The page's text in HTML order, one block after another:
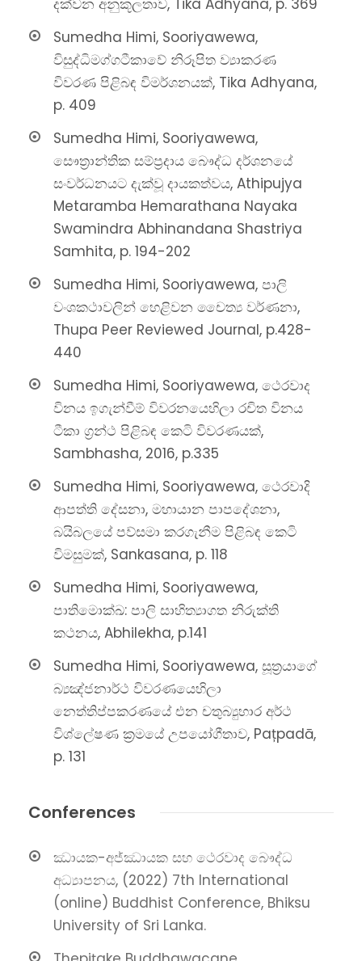
දක්වන අනුකූලතාව, Tika Adhyana, p. 369
Sumedha Himi, Sooriyawewa,
විසුද්ධිමග්ගටීකාවේ නිරූපිත ව්‍යාකරණ
විවරණ පිළිබඳ විමර්ශනයක්, Tika Adhyana,
p. 409
Sumedha Himi, Sooriyawewa,
සෞත්‍රාන්තික සම්ප්‍රදාය බෞද්ධ දර්ශනයේ
සංවර්ධනයට දැක්වූ දායකත්වය, Athipujya
Metaramba Hemarathana Nayaka
Swamindra Abhinandana Shastriya
Samhita, p. 194-202
Sumedha Himi, Sooriyawewa, පාලි
වංශකථාවලින් හෙළිවන චෛත්‍ය වර්ණනා,
Thupa Peer Reviewed Journal, p.428-
440
Sumedha Himi, Sooriyawewa, ථෙරවාද
විනය ඉගැන්වීම් විවරනයෙහිලා රචිත විනය
ටීකා ග්‍රන්ථ පිළිබඳ කෙටි විවරණයක්,
Sambhasha, 2016, p.335
Sumedha Himi, Sooriyawewa, ථෙරවාදි
ආපත්ති දේසනා, මහායාන පාපදේශනා,
බයිබලයේ පව්සමා කරගැනීම පිළිබඳ කෙටි
විමසුමක්, Sankasana, p. 118
Sumedha Himi, Sooriyawewa,
පාතිමොක්ඛ: පාලි සාහිත්‍යාගත නිරුක්ති
කථනය, Abhilekha, p.141
Sumedha Himi, Sooriyawewa, සූත්‍රයාගේ
බ්‍යඤ්ජනාර්ථ විවරණයෙහිලා
නෙත්තිප්පකරණයේ එන චතුබ්‍යුහාර අර්ථ
විශ්ලේෂණ ක්‍රමයේ උපයෝගීතාව, Pațpadā,
p. 131
Conferences
ඣායක-අජ්ඣායක සහ ථෙරවාද බෞද්ධ
අධ්‍යාපනය, (2022) 7th International
(online) Buddhist Conference, Bhiksu
University of Sri Lanka.